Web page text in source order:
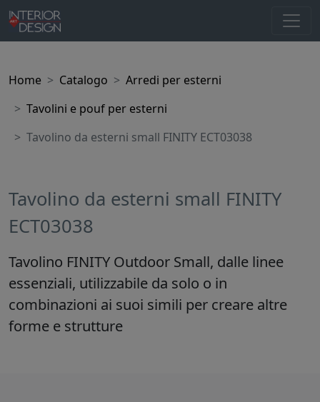
Home Catalogo
Arredi per esterni
Tavolini e pouf per esterni
Tavolino da esterni small FINITY ECT03038
Tavolino da esterni small FINITY
ECT03038
Tavolino FINITY Outdoor Small, dalle linee
essenziali, utilizzabile da solo o in
combinazioni ai suoi simili per creare altre
forme e strutture